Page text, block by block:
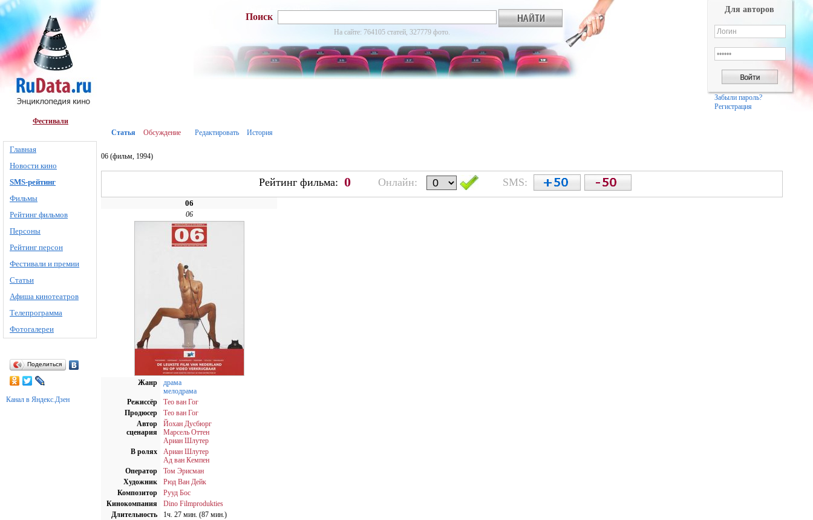
Фестивали
Главная
Новости кино
SMS-рейтинг
Фильмы
Рейтинг фильмов
Персоны
Рейтинг персон
Фестивали и премии
Статьи
Афиша кинотеатров
Телепрограмма
Фотогалереи
Поделиться
Канал в Яндекс.Дзен
Поиск
На сайте: 764105 статей, 327779 фото.
Для авторов
Забыли пароль?
Регистрация
Статья Обсуждение Редактировать История
06 (фильм, 1994)
Рейтинг фильма: 0 Онлайн: SMS:
06
06
Жанр
драма
мелодрама
Режиссёр
Тео ван Гог
Продюсер
Тео ван Гог
Автор
сценария
Йохан Дусбюрг
Марсель Оттен
Ариан Шлутер
В ролях
Ариан Шлутер
Ад ван Кемпен
Оператор
Том Эрисман
Художник
Рюд Ван Дейк
Композитор
Рууд Бос
Кинокомпания
Dino Filmprodukties
Длительность
1ч. 27 мин. (87 мин.)